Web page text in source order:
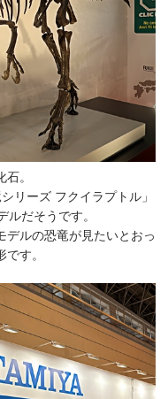
。
リーズ フクイラプトル」
だそうです。
ルの恐竜が見たいとおっ
す。